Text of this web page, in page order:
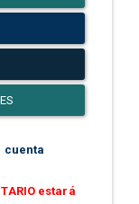
cuenta
estará